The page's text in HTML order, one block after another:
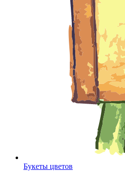
Букеты цветов